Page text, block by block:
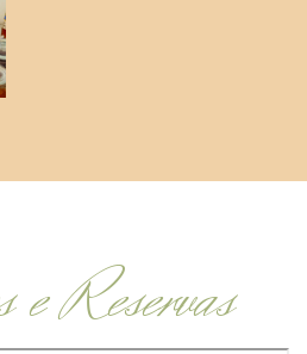
e Reservas